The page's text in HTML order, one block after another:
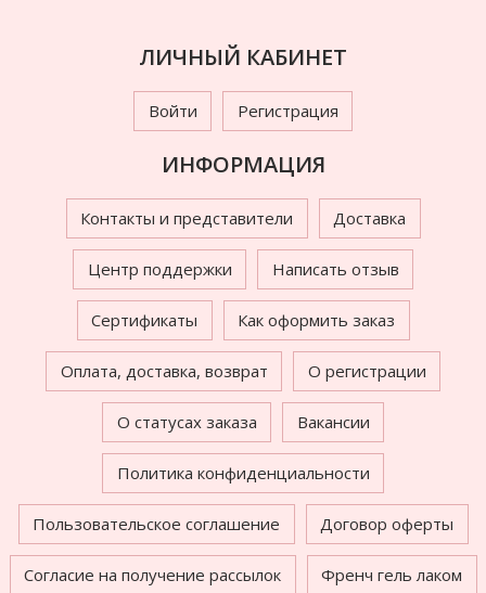
ЛИЧНЫЙ КАБИНЕТ
Войти Регистрация
ИНФОРМАЦИЯ
Контакты и представители Доставка
Центр поддержки Написать отзыв
Сертификаты Как оформить заказ
Оплата, доставка, возврат О регистрации
О статусах заказа Вакансии
Политика конфиденциальности
Пользовательское соглашение Договор оферты
Согласие на получение рассылок Френч гель лаком